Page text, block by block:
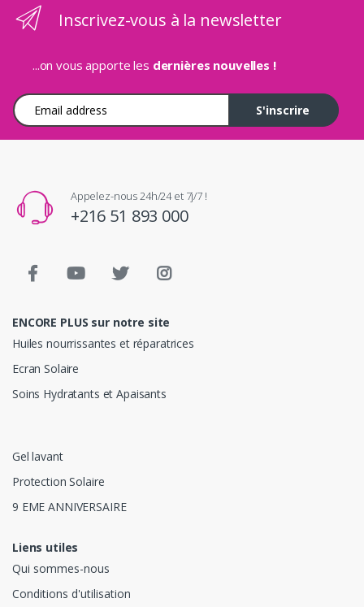
Inscrivez-vous à la newsletter
...on vous apporte les dernières nouvelles !
Adresse e-mail
S'inscrire
Appelez-nous 24h/24 et 7j/7 !
+216 51 893 000
ENCORE PLUS sur notre site
Huiles nourrissantes et réparatrices
Ecran Solaire
Soins Hydratants et Apaisants
Gel lavant
Protection Solaire
9 EME ANNIVERSAIRE
Liens utiles
Qui sommes-nous
Conditions d'utilisation